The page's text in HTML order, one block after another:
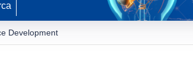
Development